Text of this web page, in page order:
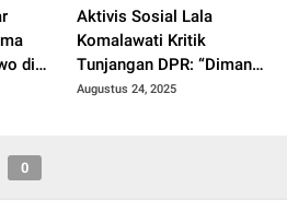
di
Aktivis Sosial Lala
Komalawati Kritik
Tunjangan DPR: “Dimana
Empati untuk Rakyat?”
Augustus 24, 2025
0